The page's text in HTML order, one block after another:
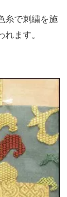
糸で刺繍を施
ます。